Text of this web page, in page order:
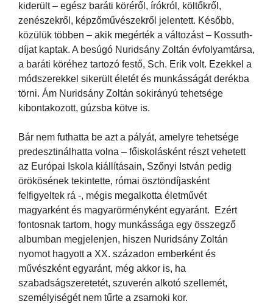
kiderült – egész baráti köréről, írókról, költőkről,
zenészekről, képzőművészekről jelentett. Később,
közülük többen – akik megérték a változást – Kossuth-
díjat kaptak. A besúgó Nuridsány Zoltán évfolyamtársa,
a baráti köréhez tartozó festő, Sch. Erik volt. Ezekkel a
módszerekkel sikerült életét és munkásságát derékba
törni. Ám Nuridsány Zoltán sokirányú tehetsége
kibontakozott, gúzsba kötve is.
Bár nem futhatta be azt a pályát, amelyre tehetsége
predesztinálhatta volna – főiskolásként részt vehetett
az Európai Iskola kiállításain, Szőnyi István pedig
örökösének tekintette, római ösztöndíjasként
felfigyeltek rá -, mégis megalkotta életművét
magyarként és magyarörményként egyaránt. Ezért
fontosnak tartom, hogy munkássága egy összegző
albumban megjelenjen, hiszen Nuridsány Zoltán
nyomot hagyott a XX. századon emberként és
művészként egyaránt, még akkor is, ha
szabadságszeretetét, szuverén alkotó szellemét,
személyiségét nem tűrte a zsarnoki kor.